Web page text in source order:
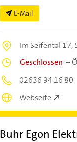
E-Mail
Im Seifental 17,
Geschlossen –
02636 94 16 80
Webseite
Buhr Egon